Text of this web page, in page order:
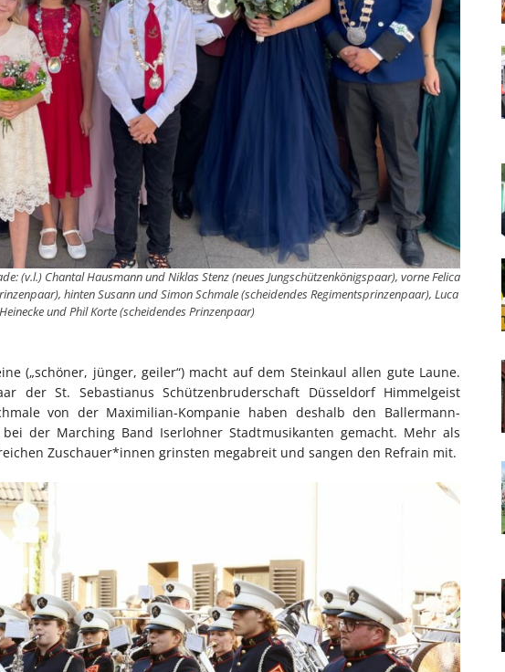
(v.l.) Chantal Hausmann und Niklas Stenz (neues Jungschützenkönigspaar), vorne Felica
hinten Susann und Simon Schmale (scheidendes Regimentsprinzenpaar), Luca
Heinecke und Phil Korte (scheidendes Prinzenpaar)
(„schöner, jünger, geiler“) macht auf dem Steinkaul allen gute Laune.
der St. Sebastianus Schützenbruderschaft Düsseldorf Himmelgeist
von der Maximilian-Kompanie haben deshalb den Ballermann-
der Marching Band Iserlohner Stadtmusikanten gemacht. Mehr als
Zuschauer*innen grinsten megabreit und sangen den Refrain mit.